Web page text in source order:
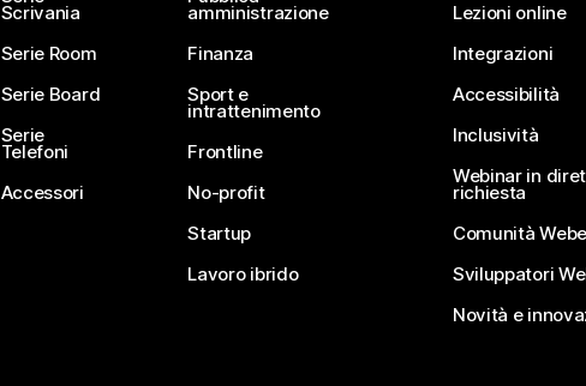
Scrivania
Serie Room
Serie Board
Serie
Telefoni
Accessori
amministrazione
Finanza
Sport e
intrattenimento
Frontline
No-profit
Startup
Lavoro ibrido
Lezioni online
Integrazioni
Accessibilità
Inclusività
Webinar in
richiesta
Comunità
Sviluppatori
Novità e